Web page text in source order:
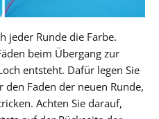
jeder Runde die Farbe.
beim Übergang zur
entsteht. Dafür legen Sie
Faden der neuen Runde,
Achten Sie darauf,